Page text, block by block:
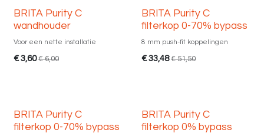
BRITA Purity C
wandhouder
Voor een nette installatie
€3,60 €6,00
BRITA Purity C
filterkop 0-70% bypass
8 mm push-fit koppelingen
€33,48 €51,50
BRITA Purity C
filterkop 0-70% bypass
BRITA Purity C
filterkop 0% bypass